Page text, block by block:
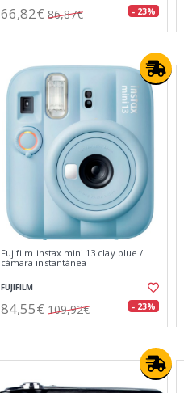
66,82€ 86,87€ - 23%
Fujifilm instax mini 13 clay blue /
cámara instantánea
FUJIFILM
84,55€ 109,92€ - 23%